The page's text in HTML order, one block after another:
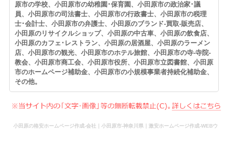
原市の学校、小田原市の幼稚園･保育園、小田原市の政治家･議
員、小田原市の司法書士、小田原市の行政書士、小田原市の税理
士･会計士、小田原市の弁護士、小田原のブランド-買取-販売店、
小田原のリサイクルショップ、小田原の中古車、小田原の飲食店、
小田原のカフェ･レストラン、小田原の居酒屋、小田原のラーメン
店、小田原市の観光、小田原市のホテル旅館、小田原市の寺-寺院-
教会、小田原市商工会、小田原市役所、小田原市立図書館、小田原
市のホームページ補助金、小田原市の小規模事業者持続化補助金、
その他。
小田原の格安ホームページ作成-会社｜小田原市-神奈川県｜激安ホームページ作成-WEBウ